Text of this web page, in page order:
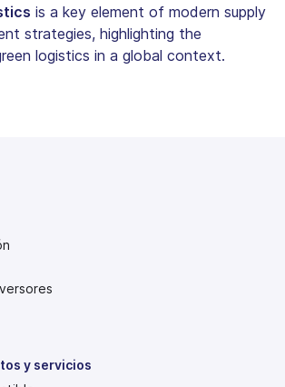
is a key element of modern supply
strategies, highlighting the
logistics in a global context.
y servicios